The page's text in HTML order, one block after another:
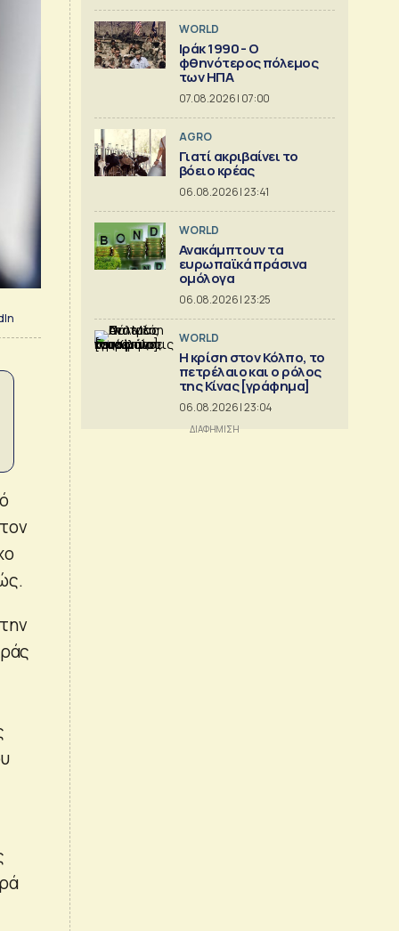
WORLD
Ιράκ 1990 - Ο
φθηνότερος πόλεμος
των ΗΠΑ
07.08.2026 | 07:00
AGRO
Γιατί ακριβαίνει το
βόειο κρέας
06.08.2026 | 23:41
WORLD
Ανακάμπτουν τα
ευρωπαϊκά πράσινα
ομόλογα
06.08.2026 | 23:25
WORLD
Η κρίση στoν Κόλπο, το
πετρέλαιο και ο ρόλος
της Κίνας [γράφημα]
06.08.2026 | 23:04